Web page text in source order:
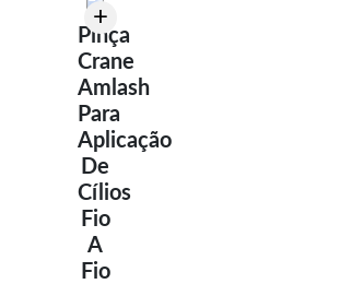
+
Pinça
Crane
Amlash
Para
Aplicação
De
Cílios
Fio
A
Fio